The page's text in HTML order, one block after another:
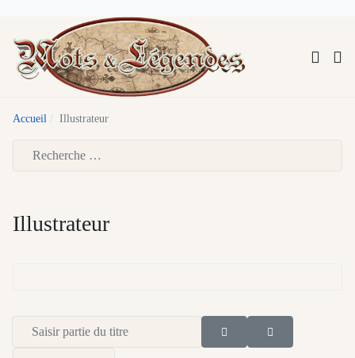
Accueil Illustrateur
Illustrateur
Saisir partie du titre